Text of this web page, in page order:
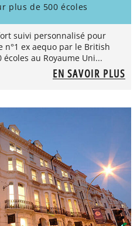
plus de 500 écoles
suivi personnalisé pour
n°1 ex aequo par le British
au Royaume Uni...
EN SAVOIR PLUS